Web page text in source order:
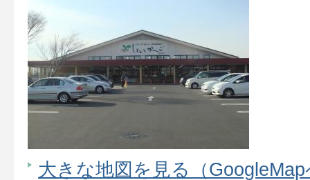
大きな地図を見る（